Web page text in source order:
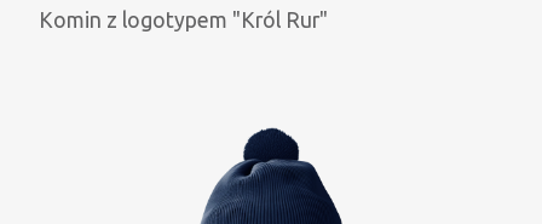
Komin z logotypem "Król Rur"